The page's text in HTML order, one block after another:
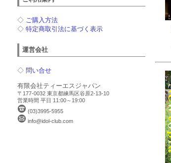
◇ ご購入方法
◇ 特定商取引法に基づく表示
運営会社
◇ 問い合せ
有限会社ティーエスジャパン
〒177-0032 東京都練馬区谷原2-13-10
営業時間 平日 11:00～19:00
(03)3995-5955
info@idol-club.com